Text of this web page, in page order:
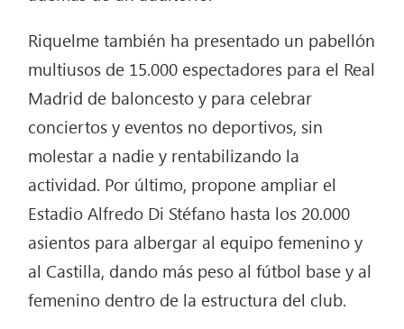
Riquelme también ha presentado un pabellón
multiusos de 15.000 espectadores para el Real
Madrid de baloncesto y para celebrar
conciertos y eventos no deportivos, sin
molestar a nadie y rentabilizando la
actividad. Por último, propone ampliar el
Estadio Alfredo Di Stéfano hasta los 20.000
asientos para albergar al equipo femenino y
al Castilla, dando más peso al fútbol base y al
femenino dentro de la estructura del club.